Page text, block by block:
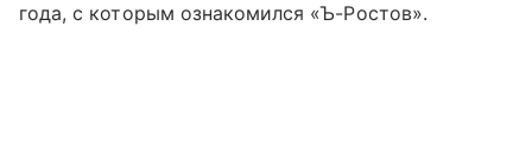
года, с которым ознакомился «Ъ-Ростов».